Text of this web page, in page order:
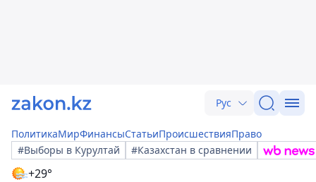
Рус
ПолитикаМирФинансыСтатьиПроисшествияПраво
#Выборы в Курултай
#Казахстан в сравнении
+29°